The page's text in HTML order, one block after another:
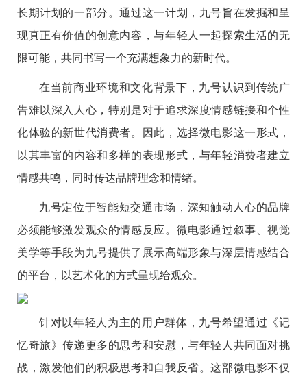
长期计划的一部分。通过这一计划，九号旨在发掘和呈
现真正有价值的创意内容，与年轻人一起探索生活的无
限可能，共同书写一个充满想象力的新时代。
在当前商业环境和文化背景下 ， 九号认识到传统广
告难以深入人心，特别是对于追求深度情感链接和个性
化体验的新世代消费者。因此，选择微电影这一形式，
以其丰富的内容和多样的表现形式，与年轻消费者建立
情感共鸣，同时传达品牌理念和情绪。
九号定位于智能短交通市场，深知触动人心的品牌
必须能够激发观众的情感反应。微电影通过叙事、视觉
美学等手段为九号提供了展示高端形象与深层情感结合
的平台，以艺术化的方式呈现给观众。
针对以年轻人为主的用户群体，九号希望通过《记
忆奇旅》传递更多的思考和安慰，与年轻人共同面对挑
战，激发他们的积极思考和自我反省。这部微电影不仅